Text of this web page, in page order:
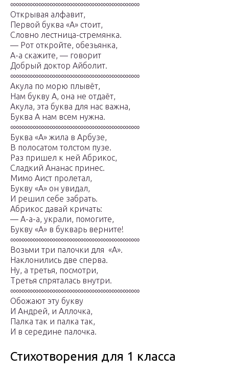
∞∞∞∞∞∞∞∞∞∞∞∞∞∞∞∞∞∞∞∞∞∞∞
Открывая алфавит,
Первой буква «А» стоит,
Словно лестница-стремянка.
— Рот откройте, обезьянка,
А-а скажите, — говорит
Добрый доктор Айболит.
∞∞∞∞∞∞∞∞∞∞∞∞∞∞∞∞∞∞∞∞∞∞∞
Акула по морю плывёт,
Нам букву А, она не отдаёт,
Акула, эта буква для нас важна,
Буква А нам всем нужна.
∞∞∞∞∞∞∞∞∞∞∞∞∞∞∞∞∞∞∞∞∞∞∞
Буква «А» жила в Арбузе,
В полосатом толстом пузе.
Раз пришел к ней Абрикос,
Сладкий Ананас принес.
Мимо Аист пролетал,
Букву «А» он увидал,
И решил себе забрать.
Абрикос давай кричать:
— А-а-а, украли, помогите,
Букву «А» в букварь верните!
∞∞∞∞∞∞∞∞∞∞∞∞∞∞∞∞∞∞∞∞∞∞∞
Возьми три палочки для «А».
Наклонились две сперва.
Ну, а третья, посмотри,
Третья спряталась внутри.
∞∞∞∞∞∞∞∞∞∞∞∞∞∞∞∞∞∞∞∞∞∞∞
Обожают эту букву
И Андрей, и Аллочка,
Палка так и палка так,
И в середине палочка.
Стихотворения для 1 класса